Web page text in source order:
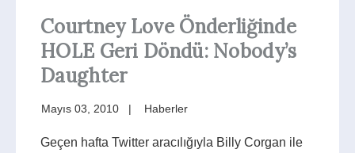
Courtney Love Önderliğinde
HOLE Geri Döndü: Nobody’s
Daughter
Mayıs 03, 2010 Haberler
Geçen hafta Twitter aracılığıyla Billy Corgan ile